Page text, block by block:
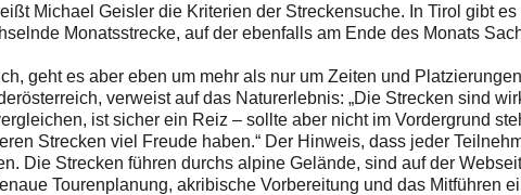
Michael Geisler die Kriterien der Streckensuche. In Tirol gibt
Monatsstrecke, auf der ebenfalls am Ende des Monats
geht es aber eben um mehr als nur um Zeiten und
verweist auf das Naturerlebnis: „Die Strecken sind
ist sicher ein Reiz – sollte aber nicht im Vordergrund
Strecken viel Freude haben.“ Der Hinweis, dass jeder
Die Strecken führen durchs alpine Gelände, sind auf der
Tourenplanung, akribische Vorbereitung und das Mitführen